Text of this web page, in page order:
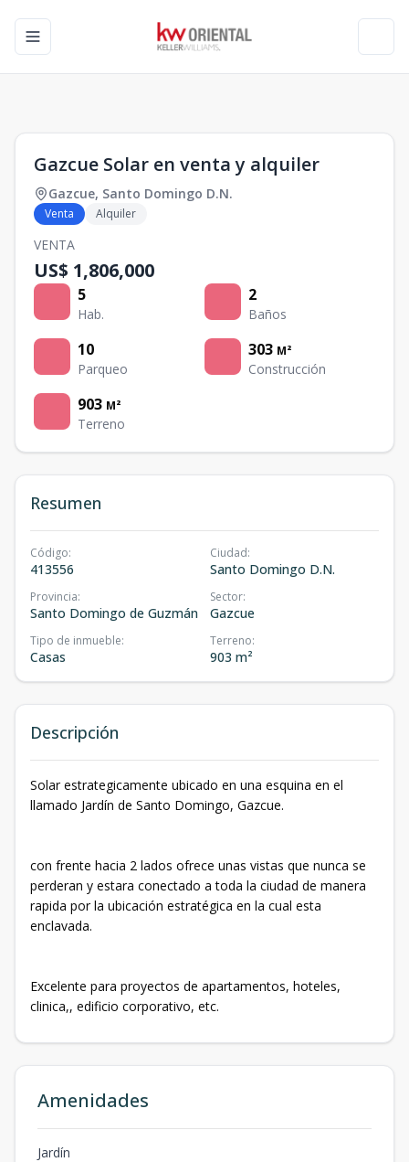
Toggle navigation menu
Gazcue Solar en venta y alquiler
Gazcue, Santo Domingo D.N.
Venta Alquiler
VENTA
US$ 1,806,000
5
Hab.
2
Baños
10
Parqueo
303 M²
Construcción
903 M²
Terreno
Resumen
Código:
413556
Ciudad:
Santo Domingo D.N.
Provincia:
Santo Domingo de Guzmán
Sector:
Gazcue
Tipo de inmueble:
Casas
Terreno:
903 m²
Descripción
Solar estrategicamente ubicado en una esquina en el
llamado Jardín de Santo Domingo, Gazcue.
con frente hacia 2 lados ofrece unas vistas que nunca se
perderan y estara conectado a toda la ciudad de manera
rapida por la ubicación estratégica en la cual esta
enclavada.
Excelente para proyectos de apartamentos, hoteles,
clinica,, edificio corporativo, etc.
Amenidades
Jardín